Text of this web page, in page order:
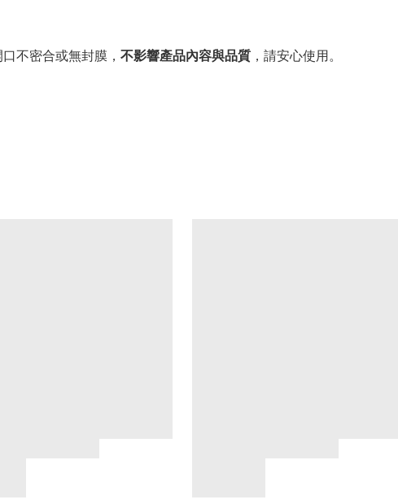
不密合或無封膜， 不影響產品內容與品質 ，請安心使用。